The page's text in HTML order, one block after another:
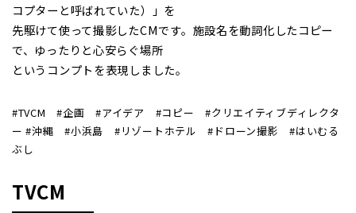
コプターと呼ばれていた）」を
先駆けて使って撮影したCMです。施設名を動詞化したコピー
で、ゆったりと心安らぐ場所
というコンプトを表現しました。
#TVCM #企画 #アイデア #コピー #クリエイティブディレクタ
ー #沖縄 #小浜島 #リゾートホテル #ドローン撮影 #はいむる
ぶし
TVCM